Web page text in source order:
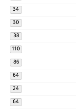
34
30
38
110
86
64
24
64